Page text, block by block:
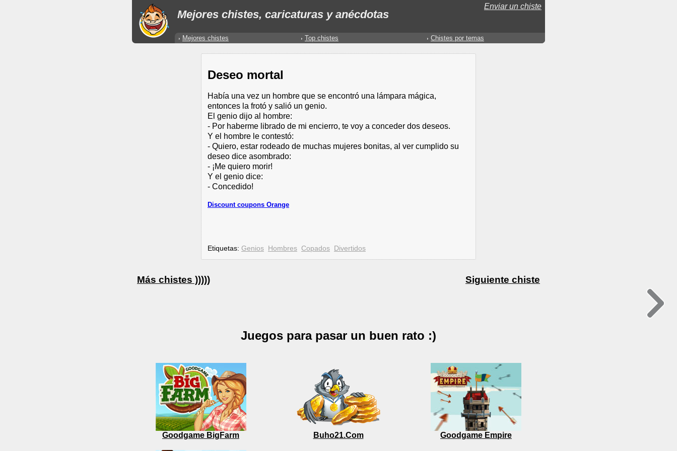
Mejores chistes, caricaturas y anécdotas
Enviar un chiste
Mejores chistes Top chistes Chistes por temas
Deseo mortal
Había una vez un hombre que se encontró una lámpara mágica,
entonces la frotó y salió un genio.
El genio dijo al hombre:
- Por haberme librado de mi encierro, te voy a conceder dos deseos.
Y el hombre le contestó:
- Quiero, estar rodeado de muchas mujeres bonitas, al ver cumplido su
deseo dice asombrado:
- ¡Me quiero morir!
Y el genio dice:
- Concedido!
Discount coupons Orange
Etiquetas: Genios Hombres Copados Divertidos
Más chistes ))))) Siguiente chiste
Juegos para pasar un buen rato :)
Goodgame BigFarm Buho21.Com Goodgame Empire